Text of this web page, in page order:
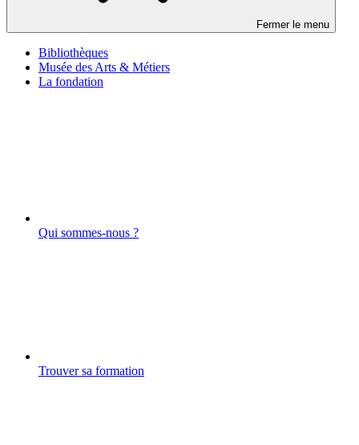
Fermer le menu
Bibliothèques
Musée des Arts & Métiers
La fondation
Qui sommes-nous ?
Trouver sa formation